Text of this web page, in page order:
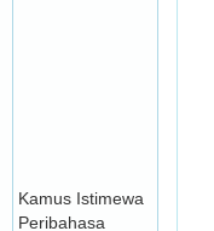
Kamus Istimewa
Peribahasa